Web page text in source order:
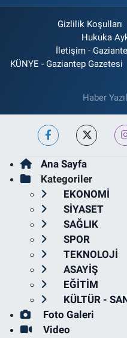
Gizlilik Koşulları
Hukuka
İletişim -
KÜNYE - Gaziantep Gazetesi
Haber
Ana Sayfa
Kategoriler
EKONOMİ
SİYASET
SAĞLIK
SPOR
TEKNOLOJİ
ASAYİŞ
EĞİTİM
KÜLTÜR -
Foto Galeri
Video